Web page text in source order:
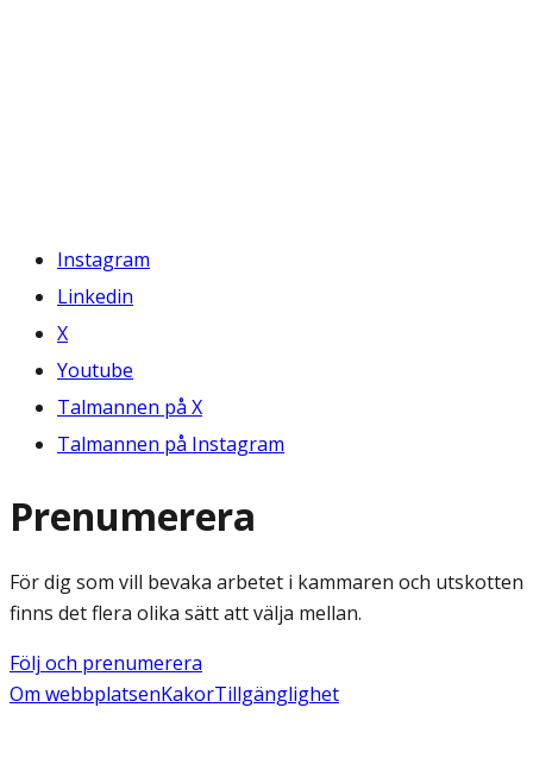
Instagram
Linkedin
X
Youtube
Talmannen på X
Talmannen på Instagram
Prenumerera
För dig som vill bevaka arbetet i kammaren och utskotten
finns det flera olika sätt att välja mellan.
Följ och prenumerera
Om webbplatsenKakorTillgänglighet